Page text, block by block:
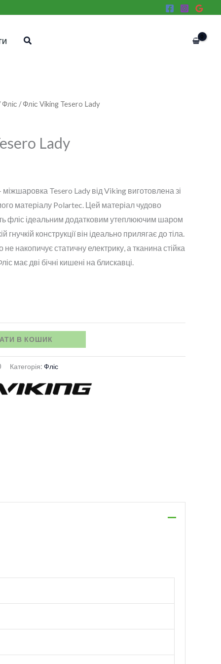
Пошук
Фліс / Фліс Viking Tesero Lady
Lady
Tesero Lady від Viking виготовлена ​​зі
матеріалу Polartec. Цей матеріал чудово
фліс ідеальним додатковим утеплюючим шаром
гнучкій конструкції він ідеально прилягає до тіла.
не накопичує статичну електрику, а тканина стійка
має дві бічні кишені на блискавці.
В КОШИК
Категорія: Фліс